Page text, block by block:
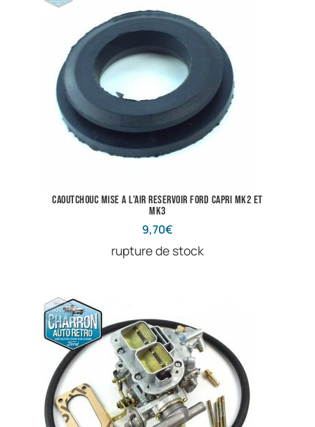
Caoutchouc mise a l’air reservoir Ford Capri Mk2 et
Mk3
9,70€
rupture de stock